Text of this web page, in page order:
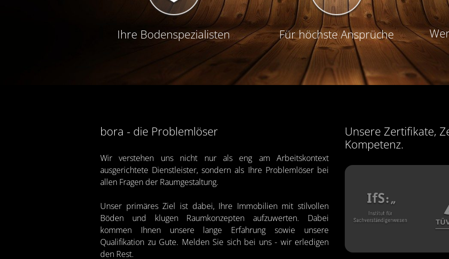
Ihre Bodenspezialisten Für höchste Ansprüche
bora - die Problemlöser
Wir verstehen uns nicht nur als eng am Arbeitskontext
ausgerichtete Dienstleister, sondern als Ihre Problemlöser bei
allen Fragen der Raumgestaltung.
Unser primäres Ziel ist dabei, Ihre Immobilien mit stilvollen
Böden und klugen Raumkonzepten aufzuwerten. Dabei
kommen Ihnen unsere lange Erfahrung sowie unsere
Qualifikation zu Gute. Melden Sie sich bei uns - wir erledigen
den Rest.
Unsere Zertifikate,
Kompetenz.